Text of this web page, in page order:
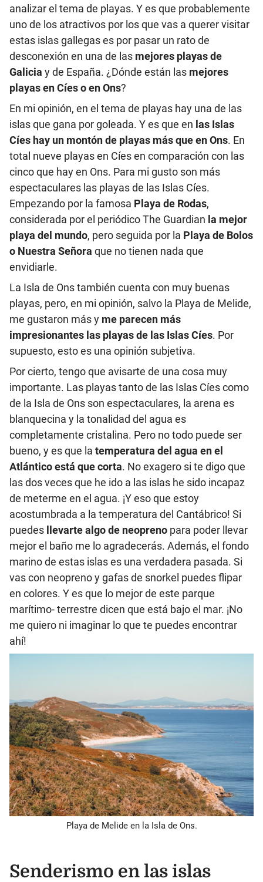
analizar el tema de playas. Y es que probablemente
uno de los atractivos por los que vas a querer visitar
estas islas gallegas es por pasar un rato de
desconexión en una de las mejores playas de
Galicia y de España. ¿Dónde están las mejores
playas en Cíes o en Ons?
En mi opinión, en el tema de playas hay una de las
islas que gana por goleada. Y es que en las Islas
Cíes hay un montón de playas más que en Ons. En
total nueve playas en Cíes en comparación con las
cinco que hay en Ons. Para mi gusto son más
espectaculares las playas de las Islas Cíes.
Empezando por la famosa Playa de Rodas,
considerada por el periódico The Guardian la mejor
playa del mundo, pero seguida por la Playa de Bolos
o Nuestra Señora que no tienen nada que
envidiarle.
La Isla de Ons también cuenta con muy buenas
playas, pero, en mi opinión, salvo la Playa de Melide,
me gustaron más y me parecen más
impresionantes las playas de las Islas Cíes. Por
supuesto, esto es una opinión subjetiva.
Por cierto, tengo que avisarte de una cosa muy
importante. Las playas tanto de las Islas Cíes como
de la Isla de Ons son espectaculares, la arena es
blanquecina y la tonalidad del agua es
completamente cristalina. Pero no todo puede ser
bueno, y es que la temperatura del agua en el
Atlántico está que corta. No exagero si te digo que
las dos veces que he ido a las islas he sido incapaz
de meterme en el agua. ¡Y eso que estoy
acostumbrada a la temperatura del Cantábrico! Si
puedes
llevarte algo de neopreno para poder llevar
mejor el baño me lo agradecerás. Además, el fondo
marino de estas islas es una verdadera pasada. Si
vas con neopreno y gafas de snorkel puedes flipar
en colores. Y es que lo mejor de este parque
marítimo- terrestre dicen que está bajo el mar. ¡No
me quiero ni imaginar lo que te puedes encontrar
ahí!
Playa de Melide en la Isla de Ons.
Senderismo en las islas